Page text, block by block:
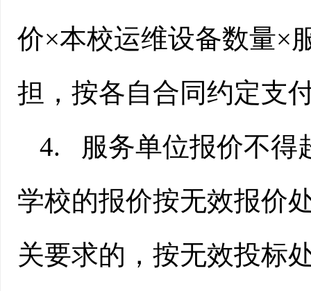
价×本校运维设备数量×
担，按各自合同约定支
4. 服务单位报价不得
学校的报价按无效报价
关要求的，按无效投标